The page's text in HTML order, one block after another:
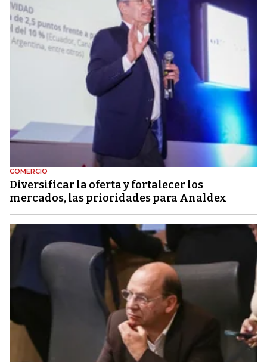
COMERCIO
Diversificar la oferta y fortalecer los
mercados, las prioridades para Analdex